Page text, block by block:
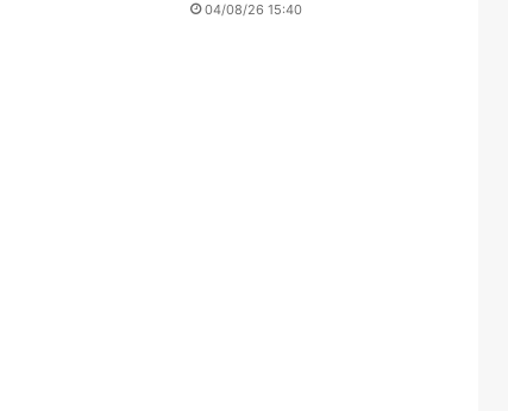
04/08/26 15:40